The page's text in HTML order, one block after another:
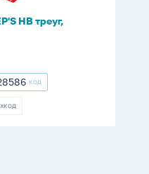
НВ треуг,
КОД